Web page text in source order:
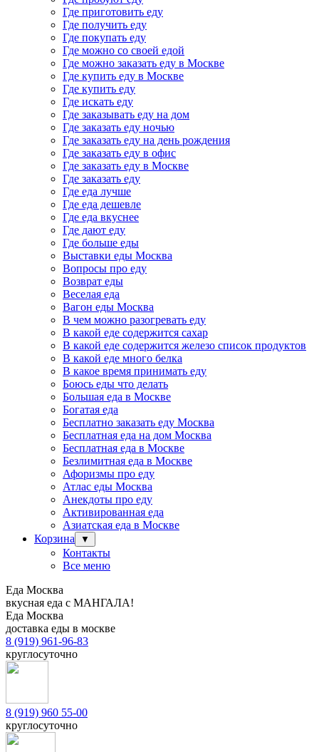
Где приготовить еду
Где получить еду
Где покупать еду
Где можно со своей едой
Где можно заказать еду в Москве
Где купить еду в Москве
Где купить еду
Где искать еду
Где заказывать еду на дом
Где заказать еду ночью
Где заказать еду на день рождения
Где заказать еду в офис
Где заказать еду в Москве
Где заказать еду
Где еда лучше
Где еда дешевле
Где еда вкуснее
Где дают еду
Где больше еды
Выставки еды Москва
Вопросы про еду
Возврат еды
Веселая еда
Вагон еды Москва
В чем можно разогревать еду
В какой еде содержится сахар
В какой еде содержится железо список продуктов
В какой еде много белка
В какое время принимать еду
Боюсь еды что делать
Большая еда в Москве
Богатая еда
Бесплатно заказать еду Москва
Бесплатная еда на дом Москва
Бесплатная еда в Москве
Безлимитная еда в Москве
Афоризмы про еду
Атлас еды Москва
Анекдоты про еду
Активированная еда
Азиатская еда в Москве
Корзина
▼
Контакты
Все меню
Еда Москва
вкусная еда с МАНГАЛА!
Еда Москва
доставка еды в москве
8 (919) 961-96-83
круглосуточно
8 (919) 960 55-00
круглосуточно